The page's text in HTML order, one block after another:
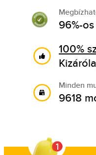
96%-
100%
Minden
9618